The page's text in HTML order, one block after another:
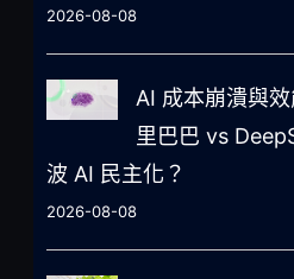
2026-08-08
AI 成本崩潰與
里巴巴 vs
波 AI 民主化？
2026-08-08